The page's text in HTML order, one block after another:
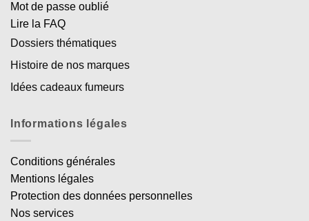
Mot de passe oublié
Lire la FAQ
Dossiers thématiques
Histoire de nos marques
Idées cadeaux fumeurs
Informations légales
Conditions générales
Mentions légales
Protection des données personnelles
Nos services